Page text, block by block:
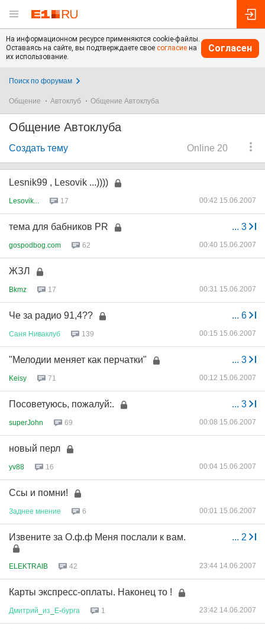
На информационном ресурсе применяются cookie-файлы.
Оставаясь на сайте, вы подтверждаете свое согласие на
их использование.
Согласен
Поиск по форумам
Общение Автоклуб Общение Автоклуба
Общение Автоклуба
Online 20
Создать тему
Lesnik99 , Lesovik ...))))
Lesovik... 17 00:42 15.06.2007
... 3
тема для бабников PR
gospodbog.com 62 00:40 15.06.2007
ЖЗЛ
Bkmz 17 00:31 15.06.2007
... 6
Че за радио 91,4??
Саня Ниваклуб 139 00:15 15.06.2007
... 3
"Мелодии меняет как перчатки"
Keisy 71 00:12 15.06.2007
... 3
Посоветуюсь, пожалуй:.
superJohn 69 00:08 15.06.2007
новый перл
yv88 16 00:04 15.06.2007
Ссы и помни!
Заднее мнение 6 00:01 15.06.2007
... 2
Извените за О.ф.ф Меня послали к вам.
ELEKTRAIB 42 23:44 14.06.2007
Карты экспресс-оплаты. Наконец то !
Дмитрий из Е-бурга 1 23:42 14.06.2007